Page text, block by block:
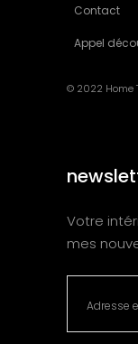
Contact
Appel
© 2022 Home
Votre
mes